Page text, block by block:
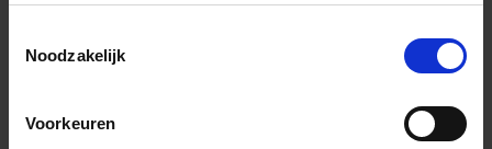
Noodzakelijk
Voorkeuren